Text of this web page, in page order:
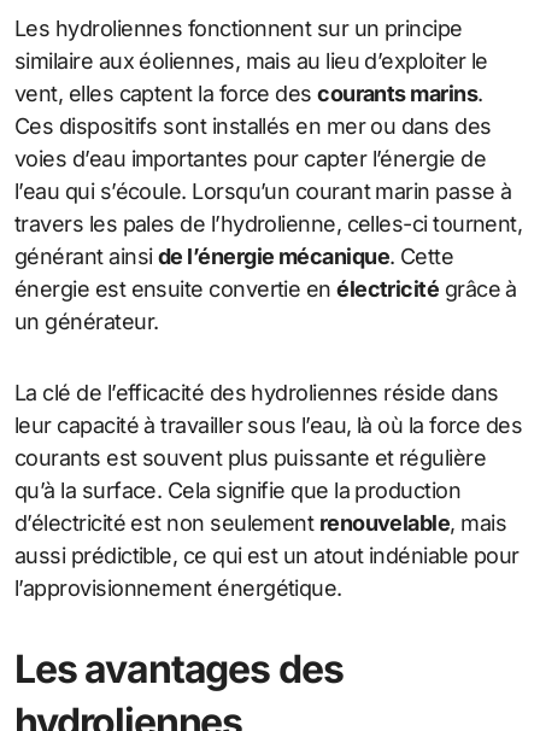
Les hydroliennes fonctionnent sur un principe
similaire aux éoliennes, mais au lieu d’exploiter le
vent, elles captent la force descourants marins.
Ces dispositifs sont installés en mer ou dans des
voies d’eau importantes pour capter l’énergie de
l’eau qui s’écoule. Lorsqu’un courant marin passe à
travers les pales de l’hydrolienne, celles-ci tournent,
générant ainside l’énergie mécanique. Cette
énergie est ensuite convertie enélectricité grâce à
un générateur.
La clé de l’efficacité des hydroliennes réside dans
leur capacité à travailler sous l’eau, là où la force des
courants est souvent plus puissante et régulière
qu’à la surface. Cela signifie que la production
d’électricité est non seulement renouvelable, mais
aussi prédictible, ce qui est un atout indéniable pour
l’approvisionnement énergétique.
Les avantages des
hydroliennes